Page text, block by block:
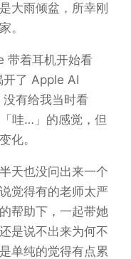
大雨倾盆，所幸刚
。
带着耳机开始看
了 Apple AI
有给我当时看
哇…」的感觉，但
化。
天也没问出来一个
觉得有的老师太严
帮助下，一起带她
是说不出来为何不
单纯的觉得有点累